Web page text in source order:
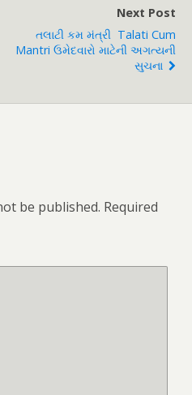
Next Post
તલાટી કમ મંત્રી Talati Cum
Mantri ઉમેદવારો માટેની અગત્યની
સુચના
be published. Required